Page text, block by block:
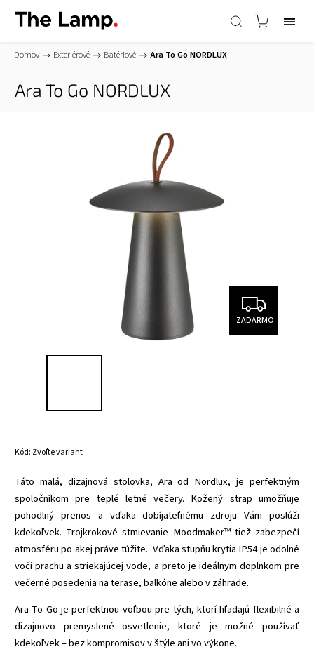
Domov / Exteriérové / Batériové / Ara To Go NORDLUX
Ara To Go NORDLUX
ZADARMO
Kód: Zvoľte variant
Táto malá, dizajnová stolovka, Ara od Nordlux, je perfektným
spoločníkom pre teplé letné večery. Kožený strap umožňuje
pohodlný prenos a vďaka dobíjateľnému zdroju Vám poslúži
kdekoľvek. Trojkrokové stmievanie Moodmaker™ tiež zabezpečí
atmosféru po akej práve túžite. Vďaka stupňu krytia IP54 je odolné
voči prachu a striekajúcej vode, a preto je ideálnym doplnkom pre
večerné posedenia na terase, balkóne alebo v záhrade.
Ara To Goje perfektnou voľbou pre tých, ktorí hľadajú flexibilné a
dizajnovo premyslené osvetlenie, ktoré je možné používať
kdekoľvek – bez kompromisov v štýle ani vo výkone.